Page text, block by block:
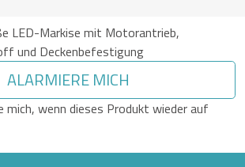
LED-Markise mit Motorantrieb,
und Deckenbefestigung
ALARMIERE MICH
mich, wenn dieses Produkt wieder auf